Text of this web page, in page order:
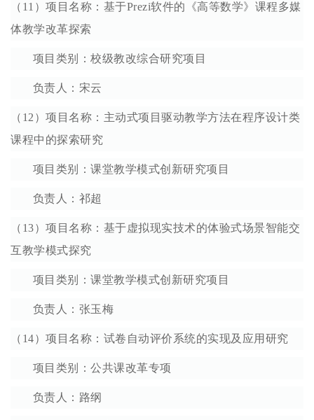
（11）项目名称：基于Prezi软件的《高等数学》课程多媒
体教学改革探索
项目类别：校级教改综合研究项目
负责人：宋云
（12）项目名称：主动式项目驱动教学方法在程序设计类
课程中的探索研究
项目类别：课堂教学模式创新研究项目
负责人：祁超
（13）项目名称：基于虚拟现实技术的体验式场景智能交
互教学模式探究
项目类别：课堂教学模式创新研究项目
负责人：张玉梅
（14）项目名称：试卷自动评价系统的实现及应用研究
项目类别：公共课改革专项
负责人：路纲